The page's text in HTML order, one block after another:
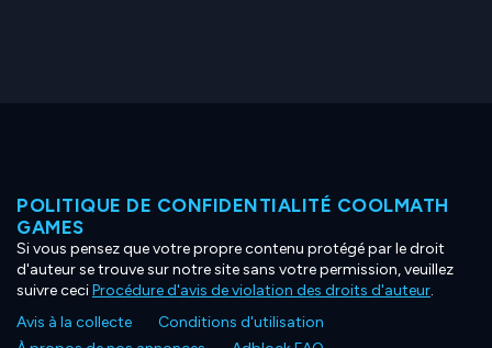
POLITIQUE DE CONFIDENTIALITÉ COOLMATH
GAMES
Si vous pensez que votre propre contenu protégé par le droit
d'auteur se trouve sur notre site sans votre permission, veuillez
suivre ceciProcédure d'avis de violation des droits d'auteur.
Avis à la collecte
Conditions d'utilisation